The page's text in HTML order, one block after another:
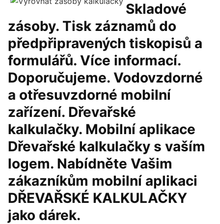
Skladové
zásoby. Tisk záznamů do
předpřipravených tiskopisů a
formulářů. Více informací.
Doporučujeme. Vodovzdorné
a otřesuvzdorné mobilní
zařízení. Dřevařské
kalkulačky. Mobilní aplikace
Dřevařské kalkulačky s vaším
logem. Nabídněte Vašim
zákazníkům mobilní aplikaci
DŘEVAŘSKÉ KALKULAČKY
jako dárek.